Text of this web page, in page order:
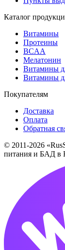
Каталог
Витамины
Протеины
BCAA
Мелатонин
Витамины
Витамины
Покупателям
Доставка
Оплата
Обратная
© 2011-2026
питания и БАД в